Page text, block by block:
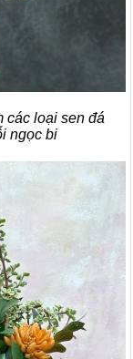
các loại sen đá
ngọc bi